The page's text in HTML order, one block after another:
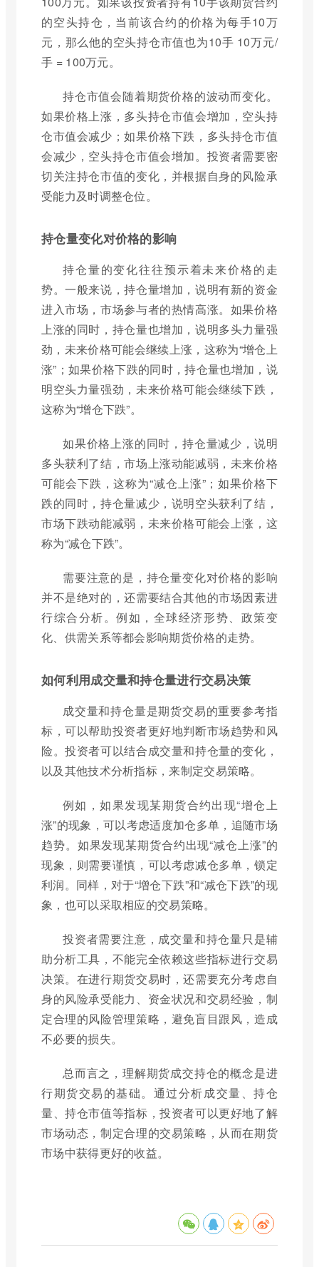
的空头持仓，当前该合约的价格为每手10万
元，那么他的空头持仓市值也为10手 10万元/
手 = 100万元。
持仓市值会随着期货价格的波动而变化。
如果价格上涨，多头持仓市值会增加，空头持
仓市值会减少；如果价格下跌，多头持仓市值
会减少，空头持仓市值会增加。投资者需要密
切关注持仓市值的变化，并根据自身的风险承
受能力及时调整仓位。
持仓量变化对价格的影响
持仓量的变化往往预示着未来价格的走
势。一般来说，持仓量增加，说明有新的资金
进入市场，市场参与者的热情高涨。如果价格
上涨的同时，持仓量也增加，说明多头力量强
劲，未来价格可能会继续上涨，这称为“增仓上
涨”；如果价格下跌的同时，持仓量也增加，说
明空头力量强劲，未来价格可能会继续下跌，
这称为“增仓下跌”。
如果价格上涨的同时，持仓量减少，说明
多头获利了结，市场上涨动能减弱，未来价格
可能会下跌，这称为“减仓上涨”；如果价格下
跌的同时，持仓量减少，说明空头获利了结，
市场下跌动能减弱，未来价格可能会上涨，这
称为“减仓下跌”。
需要注意的是，持仓量变化对价格的影响
并不是绝对的，还需要结合其他的市场因素进
行综合分析。例如，全球经济形势、政策变
化、供需关系等都会影响期货价格的走势。
如何利用成交量和持仓量进行交易决策
成交量和持仓量是期货交易的重要参考指
标，可以帮助投资者更好地判断市场趋势和风
险。投资者可以结合成交量和持仓量的变化，
以及其他技术分析指标，来制定交易策略。
例如，如果发现某期货合约出现“增仓上
涨”的现象，可以考虑适度加仓多单，追随市场
趋势。如果发现某期货合约出现“减仓上涨”的
现象，则需要谨慎，可以考虑减仓多单，锁定
利润。同样，对于“增仓下跌”和“减仓下跌”的现
象，也可以采取相应的交易策略。
投资者需要注意，成交量和持仓量只是辅
助分析工具，不能完全依赖这些指标进行交易
决策。在进行期货交易时，还需要充分考虑自
身的风险承受能力、资金状况和交易经验，制
定合理的风险管理策略，避免盲目跟风，造成
不必要的损失。
总而言之，理解期货成交持仓的概念是进
行期货交易的基础。通过分析成交量、持仓
量、持仓市值等指标，投资者可以更好地了解
市场动态，制定合理的交易策略，从而在期货
市场中获得更好的收益。